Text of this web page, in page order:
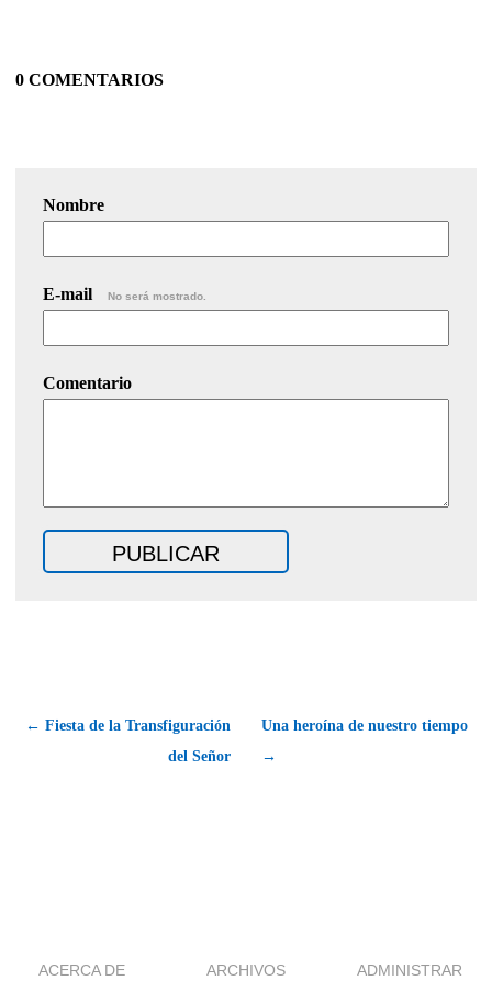
0 COMENTARIOS
Nombre
E-mail No será mostrado.
Comentario
← Fiesta de la Transfiguración
del Señor
Una heroína de nuestro tiempo
→
ACERCA DE ARCHIVOS ADMINISTRAR